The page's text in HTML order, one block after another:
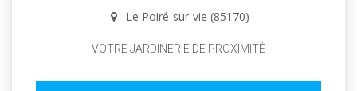
Le Poiré-sur-vie (85170)
VOTRE JARDINERIE DE PROXIMITÉ